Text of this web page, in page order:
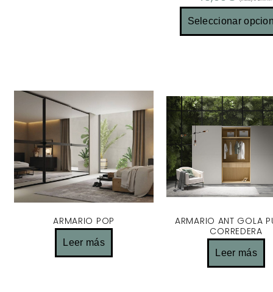
Seleccionar
ARMARIO POP
Leer más
ARMARIO ANT GOLA
CORREDERA
Leer más